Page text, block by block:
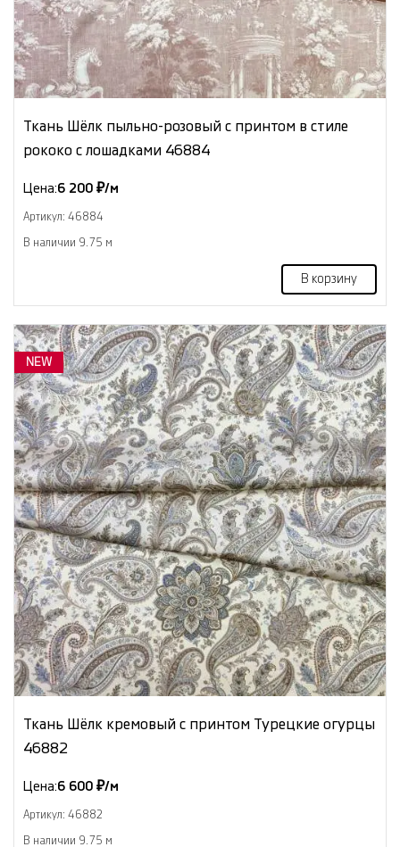
Ткань Шёлк пыльно-розовый с принтом в стиле
рококо с лошадками 46884
Цена:6 200 ₽/м
Артикул: 46884
В наличии 9.75 м
В корзину
NEW
Ткань Шёлк кремовый с принтом Турецкие огурцы
46882
Цена:6 600 ₽/м
Артикул: 46882
В наличии 9.75 м